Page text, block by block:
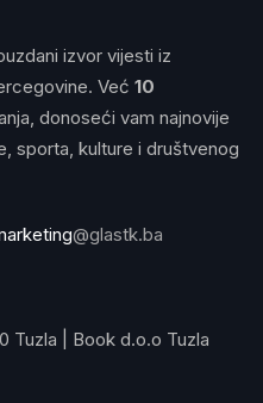
izvor vijesti iz
Već 10
donoseći vam najnovije
sporta, kulture i društvenog
@glastk.ba
Tuzla | Book d.o.o Tuzla